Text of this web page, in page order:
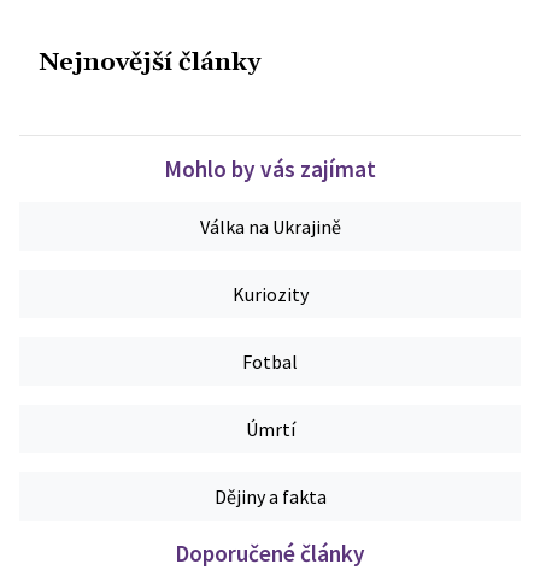
Nejnovější články
Mohlo by vás zajímat
Válka na Ukrajině
Kuriozity
Fotbal
Úmrtí
Dějiny a fakta
Doporučené články